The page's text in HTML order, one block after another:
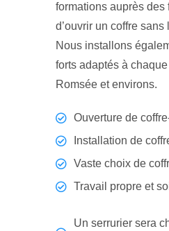
formations auprès des
d’ouvrir un coffre sans
Nous installons
forts adaptés à
Romsée et environs.
Ouverture de
Installation de
Vaste choix de
Travail propre et
Un serrurier sera